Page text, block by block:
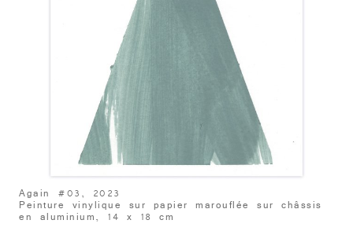
Again #03, 2023
Peinture vinylique sur papier marouflée sur châssis
en aluminium, 14 x 18 cm